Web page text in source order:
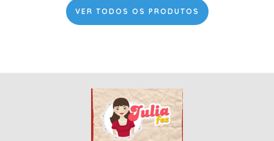
VER TODOS OS PRODUTOS